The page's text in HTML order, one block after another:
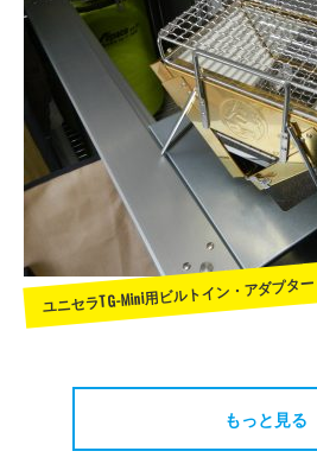
ユニセラTG-Mini用ビルトイン・アダプター
もっと見る